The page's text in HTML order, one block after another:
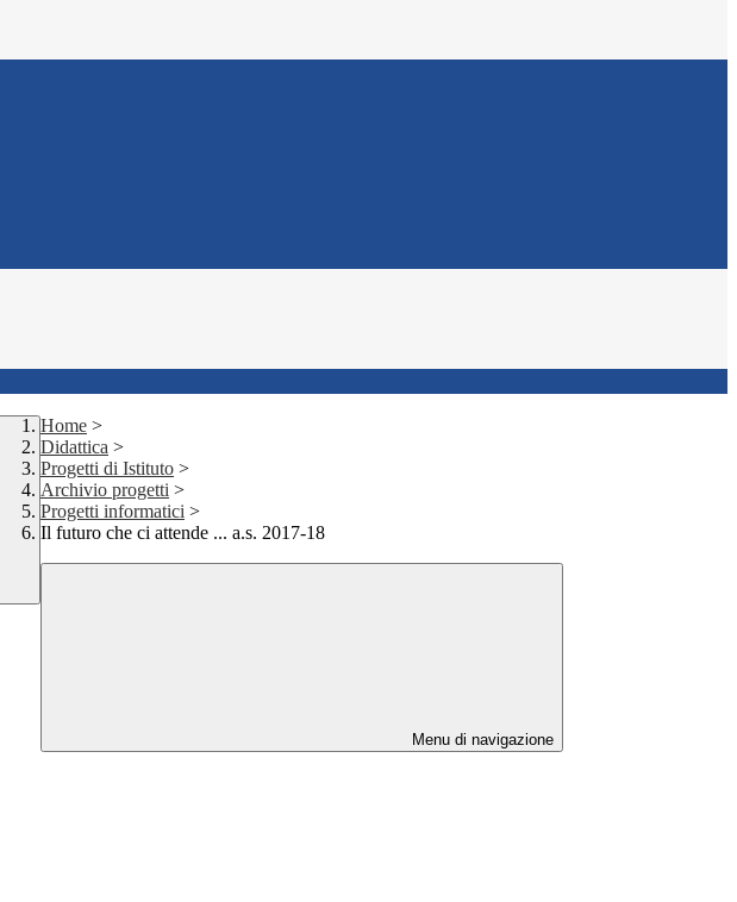
Home >
Didattica >
Progetti di Istituto >
Archivio progetti >
Progetti informatici >
Il futuro che ci attende ... a.s. 2017-18
Menu di navigazione